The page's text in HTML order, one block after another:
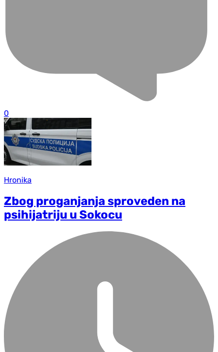
0
Hronika
Zbog proganjanja sproveden na
psihijatriju u Sokocu